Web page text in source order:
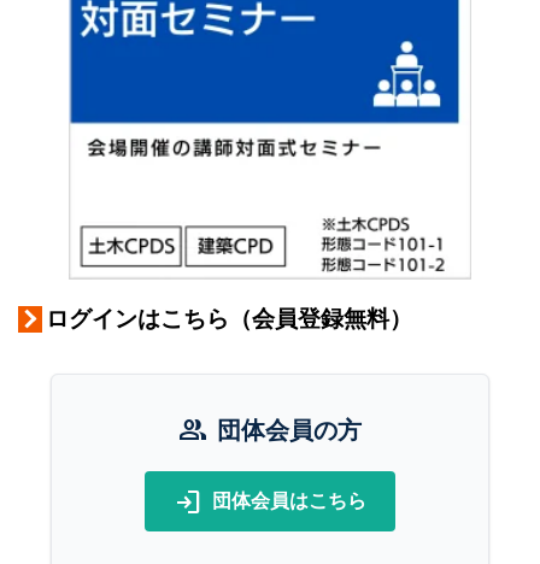
ログインはこちら（会員登録無料）
group 団体会員の方
login 団体会員はこちら